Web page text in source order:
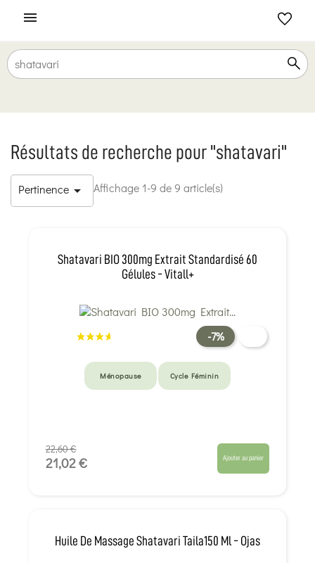

Résultats de recherche pour "shatavari"
Pertinence  Affichage 1-9 de 9 article(s)
Shatavari BIO 300mg Extrait Standardisé 60
Gélules - Vitall+
-7%
Ménopause Cycle Féminin
22,60 €
21,02 € Ajouter au panier
Huile De Massage Shatavari Taila150 Ml - Ojas